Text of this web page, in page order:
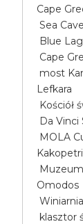
Cape
Sea
Blue
Cape
most
Lefkara
Kościół
Da
MOLA
Omodos
Winiarnia
klasztor